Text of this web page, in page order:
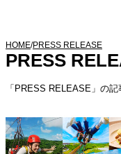
HOME/PRESS RELEASE
PRESS
「PRESS RELEASE」の記